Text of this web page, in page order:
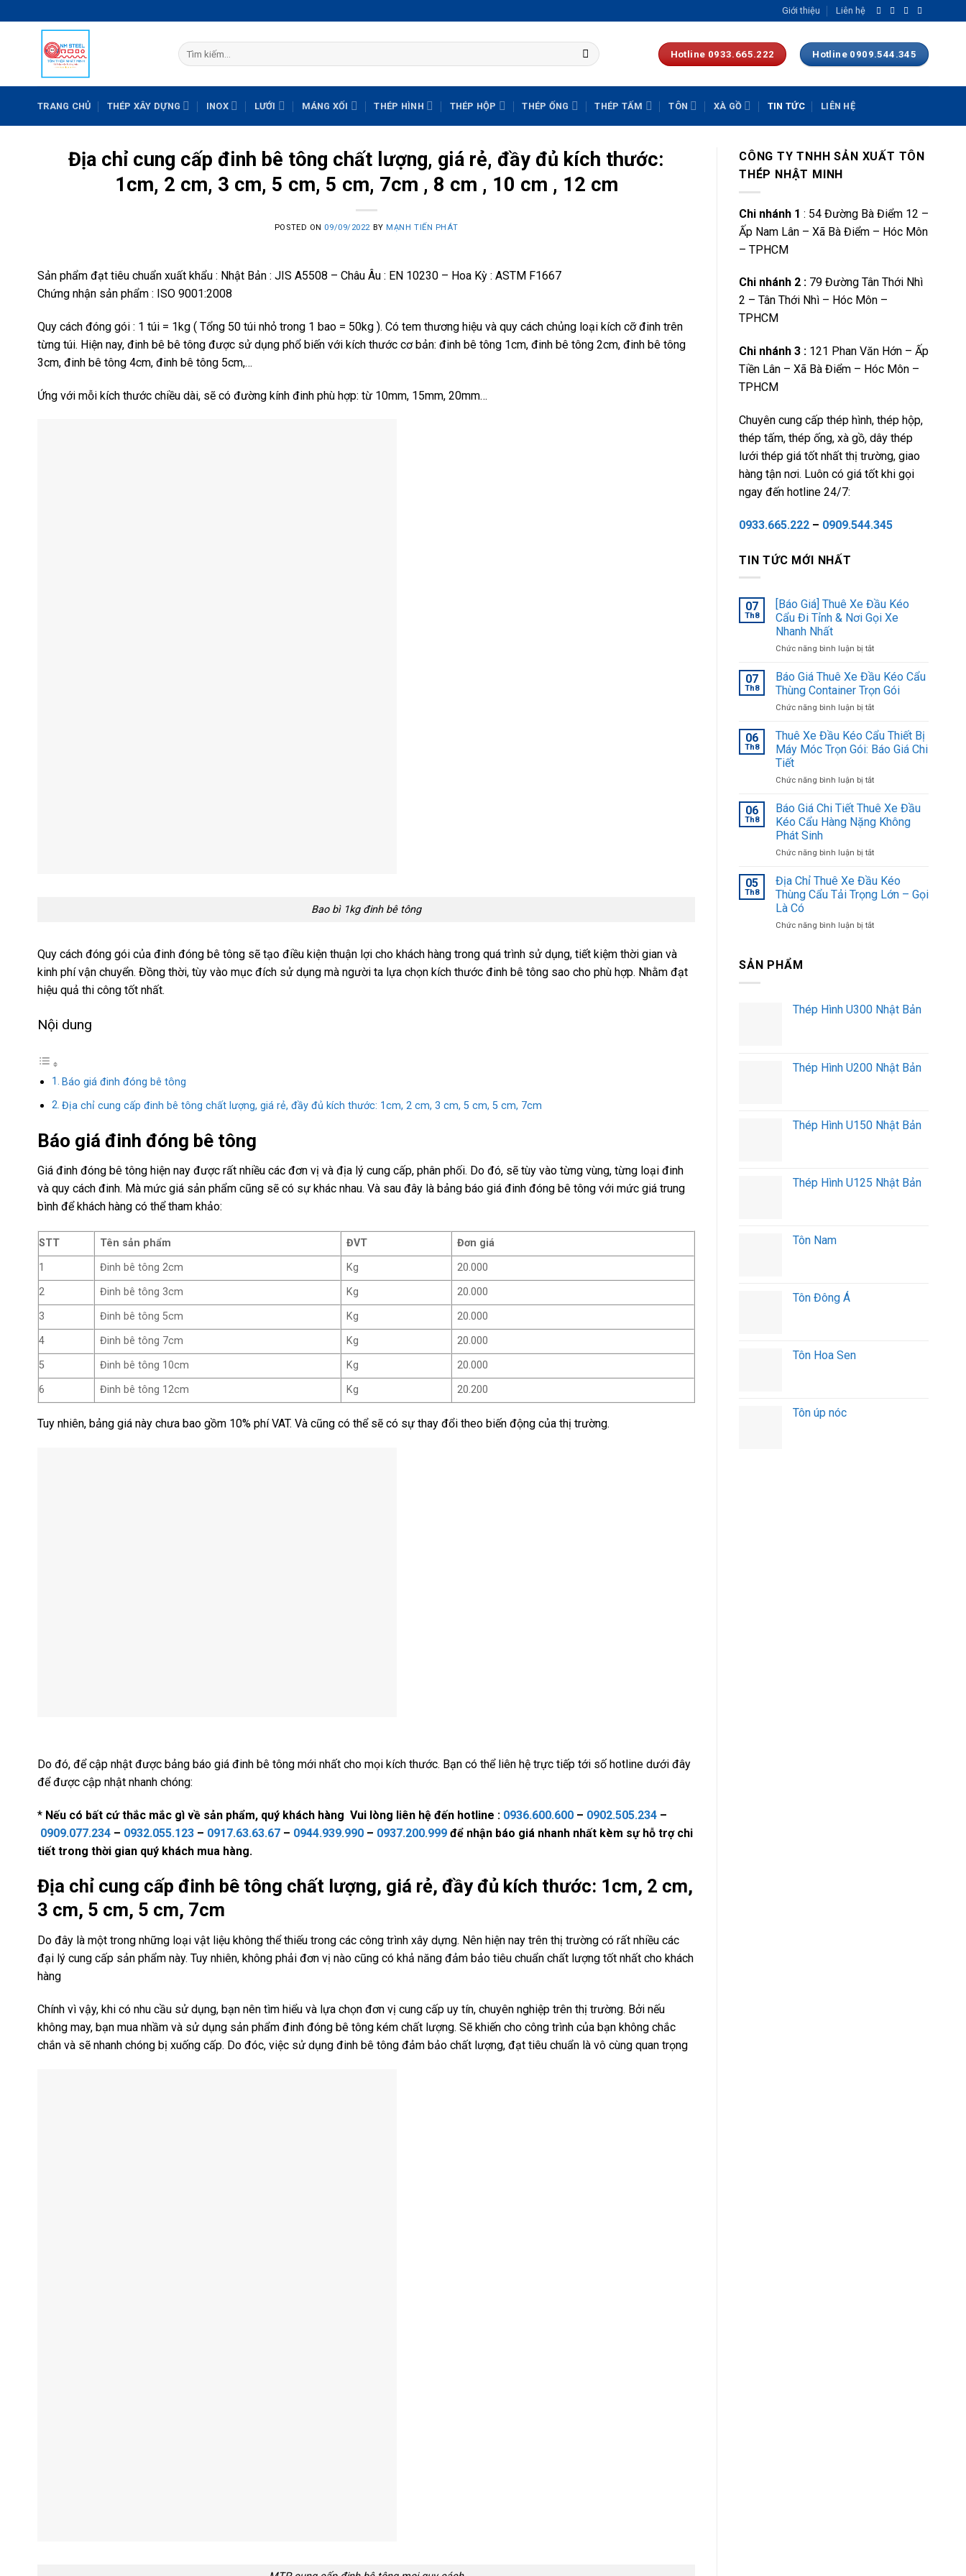
to
Giới thiệu Liên hệ
Tìm
kiếm:
Hotline 0933.665.222 Hotline 0909.544.345
TRANG CHỦ THÉP XÂY DỰNG INOX LƯỚI MÁNG XỐI THÉP HÌNH THÉP HỘP THÉP ỐNG THÉP TẤM TÔN XÀ GỒ TIN TỨC LIÊN HỆ
Địa chỉ cung cấp đinh bê tông chất lượng, giá rẻ, đầy đủ kích thước:
1cm, 2 cm, 3 cm, 5 cm, 5 cm, 7cm , 8 cm , 10 cm , 12 cm
POSTED ON 09/09/2022 BY MẠNH TIẾN PHÁT
Sản phẩm đạt tiêu chuẩn xuất khẩu : Nhật Bản : JIS A5508 – Châu Âu : EN 10230 – Hoa Kỳ : ASTM F1667
Chứng nhận sản phẩm : ISO 9001:2008
Quy cách đóng gói : 1 túi = 1kg ( Tổng 50 túi nhỏ trong 1 bao = 50kg ). Có tem thương hiệu và quy cách chủng loại kích cỡ đinh trên
từng túi. Hiện nay, đinh bê bê tông được sử dụng phổ biến với kích thước cơ bản: đinh bê tông 1cm, đinh bê tông 2cm, đinh bê tông
3cm, đinh bê tông 4cm, đinh bê tông 5cm,…
Ứng với mỗi kích thước chiều dài, sẽ có đường kính đinh phù hợp: từ 10mm, 15mm, 20mm…
Bao bì 1kg đinh bê tông
Quy cách đóng gói của đinh đóng bê tông sẽ tạo điều kiện thuận lợi cho khách hàng trong quá trình sử dụng, tiết kiệm thời gian và
kinh phí vận chuyển. Đồng thời, tùy vào mục đích sử dụng mà người ta lựa chọn kích thước đinh bê tông sao cho phù hợp. Nhằm đạt
hiệu quả thi công tốt nhất.
Nội dung
Báo giá đinh đóng bê tông
Địa chỉ cung cấp đinh bê tông chất lượng, giá rẻ, đầy đủ kích thước: 1cm, 2 cm, 3 cm, 5 cm, 5 cm, 7cm
Báo giá đinh đóng bê tông
Giá đinh đóng bê tông hiện nay được rất nhiều các đơn vị và địa lý cung cấp, phân phối. Do đó, sẽ tùy vào từng vùng, từng loại đinh
và quy cách đinh. Mà mức giá sản phẩm cũng sẽ có sự khác nhau. Và sau đây là bảng báo giá đinh đóng bê tông với mức giá trung
bình để khách hàng có thể tham khảo:
STT Tên sản phẩm ĐVT
Đơn giá
1
Đinh bê tông 2cm Kg
20.000
2
Đinh bê tông 3cm Kg
20.000
3
Đinh bê tông 5cm Kg
20.000
4
Đinh bê tông 7cm Kg
20.000
5
Đinh bê tông 10cm Kg
20.000
6
Đinh bê tông 12cm Kg 20.200
Tuy nhiên, bảng giá này chưa bao gồm 10% phí VAT. Và cũng có thể sẽ có sự thay đổi theo biến động của thị trường.
Do đó, để cập nhật được bảng báo giá đinh bê tông mới nhất cho mọi kích thước. Bạn có thể liên hệ trực tiếp tới số hotline dưới đây
để được cập nhật nhanh chóng:
* Nếu có bất cứ thắc mắc gì về sản phẩm, quý khách hàng Vui lòng liên hệ đến hotline : 0936.600.600 – 0902.505.234 –
0909.077.234 – 0932.055.123 – 0917.63.63.67 – 0944.939.990 – 0937.200.999 để nhận báo giá nhanh nhất kèm sự hỗ trợ chi
tiết trong thời gian quý khách mua hàng.
Địa chỉ cung cấp đinh bê tông chất lượng, giá rẻ, đầy đủ kích thước: 1cm, 2 cm,
3 cm, 5 cm, 5 cm, 7cm
Do đây là một trong những loại vật liệu không thể thiếu trong các công trình xây dựng. Nên hiện nay trên thị trường có rất nhiều các
đại lý cung cấp sản phẩm này. Tuy nhiên, không phải đơn vị nào cũng có khả năng đảm bảo tiêu chuẩn chất lượng tốt nhất cho khách
hàng
Chính vì vậy, khi có nhu cầu sử dụng, bạn nên tìm hiểu và lựa chọn đơn vị cung cấp uy tín, chuyên nghiệp trên thị trường. Bởi nếu
không may, bạn mua nhầm và sử dụng sản phẩm đinh đóng bê tông kém chất lượng. Sẽ khiến cho công trình của bạn không chắc
chắn và sẽ nhanh chóng bị xuống cấp. Do đóc, việc sử dụng đinh bê tông đảm bảo chất lượng, đạt tiêu chuẩn là vô cùng quan trọng
CÔNG TY TNHH SẢN XUẤT TÔN
THÉP NHẬT MINH
Chi nhánh 1 : 54 Đường Bà Điểm 12 –
Ấp Nam Lân – Xã Bà Điểm – Hóc Môn
– TPHCM
Chi nhánh 2 : 79 Đường Tân Thới Nhì
2 – Tân Thới Nhì – Hóc Môn –
TPHCM
Chi nhánh 3 : 121 Phan Văn Hớn – Ấp
Tiền Lân – Xã Bà Điểm – Hóc Môn –
TPHCM
Chuyên cung cấp thép hình, thép hộp,
thép tấm, thép ống, xà gồ, dây thép
lưới thép giá tốt nhất thị trường, giao
hàng tận nơi. Luôn có giá tốt khi gọi
ngay đến hotline 24/7:
0933.665.222 – 0909.544.345
TIN TỨC MỚI NHẤT
07
Th8
[Báo Giá] Thuê Xe Đầu Kéo
Cẩu Đi Tỉnh & Nơi Gọi Xe
Nhanh Nhất
Chức năng bình luận bị tắtở
Giá]
Thuê
Xe
Đầu
Cẩu
Đi
Nơi
Xe
Nhanh
07
Th8
Báo Giá Thuê Xe Đầu Kéo Cẩu
Thùng Container Trọn Gói
Chức năng bình luận bị tắtở
Giá
Thuê
Xe
Kéo
Thùng
Container
Trọn
06
Th8
Thuê Xe Đầu Kéo Cẩu Thiết Bị
Máy Móc Trọn Gói: Báo Giá Chi
Tiết
Chức năng bình luận bị tắtở
Xe
Đầu
Kéo
Thiết
Máy
Móc
Trọn
Báo
06
Th8
Báo Giá Chi Tiết Thuê Xe Đầu
Kéo Cẩu Hàng Nặng Không
Phát Sinh
Chức năng bình luận bị tắtở
Giá
Chi
Tiết
Xe
Phát
05
Th8
Địa Chỉ Thuê Xe Đầu Kéo
Thùng Cẩu Tải Trọng Lớn – Gọi
Là Có
Chức năng bình luận bị tắtở
Thùng
–
SẢN PHẨM
Thép Hình U300 Nhật Bản
Thép Hình U200 Nhật Bản
Thép Hình U150 Nhật Bản
Thép Hình U125 Nhật Bản
Tôn Nam
Tôn Đông Á
Tôn Hoa Sen
Tôn úp nóc